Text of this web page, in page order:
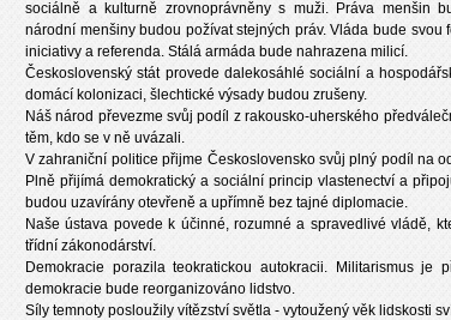
sociálně a kulturně zrovnoprávněny s muži. Práva menšin
národní menšiny budou požívat stejných práv. Vláda bude
iniciativy a referenda. Stálá armáda bude nahrazena milicí.
Československý stát provede dalekosáhlé sociální a
domácí kolonizaci, šlechtické výsady budou zrušeny.
Náš národ převezme svůj podíl z rakousko-uherského
těm, kdo se v ně uvázali.
V zahraniční politice přijme Československo svůj plný podíl na
Plně přijímá demokratický a sociální princip vlastenectví a
budou uzavírány otevřeně a upřímně bez tajné diplomacie.
Naše ústava povede k účinné, rozumné a spravedlivé vládě,
třídní zákonodárství.
Demokracie porazila teokratickou autokracii. Militarismus je
demokracie bude reorganizováno lidstvo.
Síly temnoty posloužily vítězství světla - vytoužený věk lidskosti